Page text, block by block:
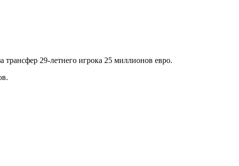
трансфер 29-летнего игрока 25 миллионов евро.